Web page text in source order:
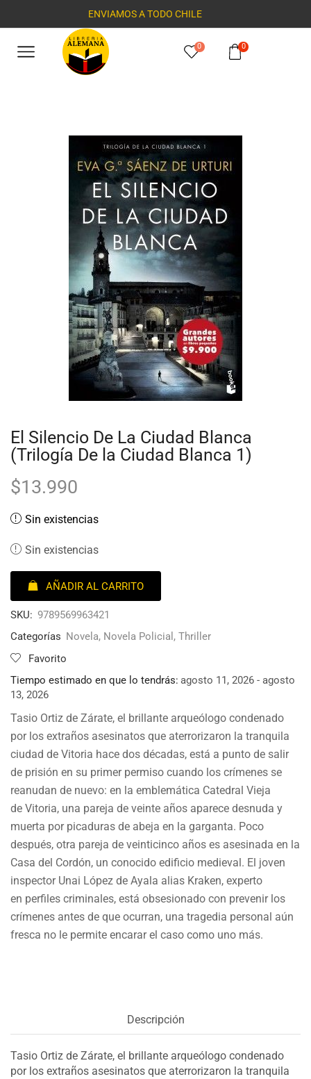
ENVIAMOS A TODO CHILE
0 0
El Silencio De La Ciudad Blanca
(Trilogía De la Ciudad Blanca 1)
$13.990
Sin existencias
Sin existencias
AÑADIR AL CARRITO
SKU: 9789569963421
Categorías Novela, Novela Policial , Thriller
Favorito
Tiempo estimado en que lo tendrás: agosto 11, 2026 - agosto
13, 2026
Tasio Ortiz de Zárate, el brillante arqueólogo condenado
por los extraños asesinatos que aterrorizaron la tranquila
ciudad de Vitoria hace dos décadas, está a punto de salir
de prisión en su primer permiso cuando los crímenes se
reanudan de nuevo: en la emblemática Catedral Vieja
de Vitoria, una pareja de veinte años aparece desnuda y
muerta por picaduras de abeja en la garganta. Poco
después, otra pareja de veinticinco años es asesinada en la
Casa del Cordón, un conocido edificio medieval. El joven
inspector Unai López de Ayala alias Kraken, experto
en perfiles criminales, está obsesionado con prevenir los
crímenes antes de que ocurran, una tragedia personal aún
fresca no le permite encarar el caso como uno más.
Descripción
Tasio Ortiz de Zárate, el brillante arqueólogo condenado
por los extraños asesinatos que aterrorizaron la tranquila